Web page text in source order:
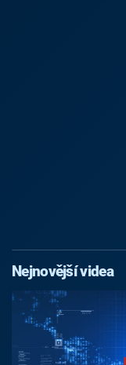
Nejnovější videa